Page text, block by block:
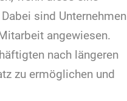
sind Unternehmen
angewiesen.
nach längeren
zu ermöglichen und